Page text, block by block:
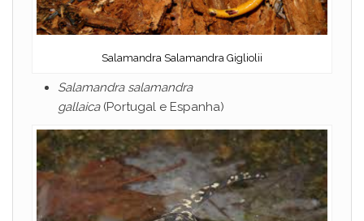
Salamandra Salamandra Gigliolii
Salamandra salamandra
gallaica(Portugal e Espanha)